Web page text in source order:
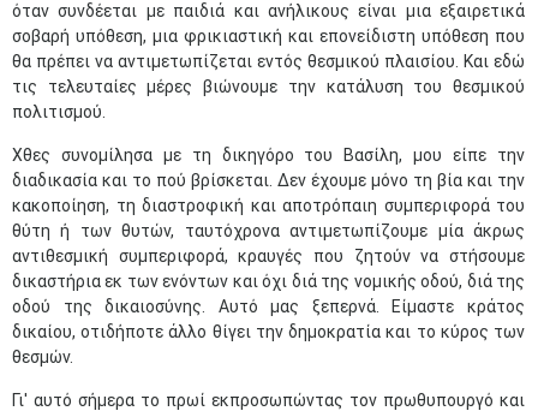
όταν συνδέεται με παιδιά και ανήλικους είναι μια εξαιρετικά
σοβαρή υπόθεση, μια φρικιαστική και επονείδιστη υπόθεση που
θα πρέπει να αντιμετωπίζεται εντός θεσμικού πλαισίου. Και εδώ
τις τελευταίες μέρες βιώνουμε την κατάλυση του θεσμικού
πολιτισμού.
Χθες συνομίλησα με τη δικηγόρο του Βασίλη, μου είπε την
διαδικασία και το πού βρίσκεται. Δεν έχουμε μόνο τη βία και την
κακοποίηση, τη διαστροφική και αποτρόπαιη συμπεριφορά του
θύτη ή των θυτών, ταυτόχρονα αντιμετωπίζουμε μία άκρως
αντιθεσμική συμπεριφορά, κραυγές που ζητούν να στήσουμε
δικαστήρια εκ των ενόντων και όχι διά της νομικής οδού, διά της
οδού της δικαιοσύνης. Αυτό μας ξεπερνά. Είμαστε κράτος
δικαίου, οτιδήποτε άλλο θίγει την δημοκρατία και το κύρος των
θεσμών.
Γι' αυτό σήμερα το πρωί εκπροσωπώντας τον πρωθυπουργό και